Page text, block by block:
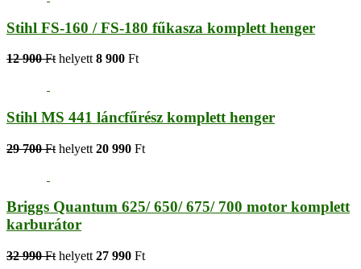
Stihl FS-160 / FS-180 fűkasza komplett henger
12 900 Ft helyett 8 900 Ft
Stihl MS 441 láncfűrész komplett henger
29 700 Ft helyett 20 990 Ft
Briggs Quantum 625/ 650/ 675/ 700 motor komplett
karburátor
32 990 Ft helyett 27 990 Ft